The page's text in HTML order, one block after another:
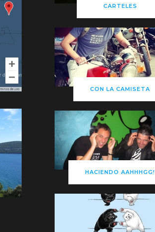
CARTELES
CON LA CAMISETA
HACIENDO AAHHHGG!